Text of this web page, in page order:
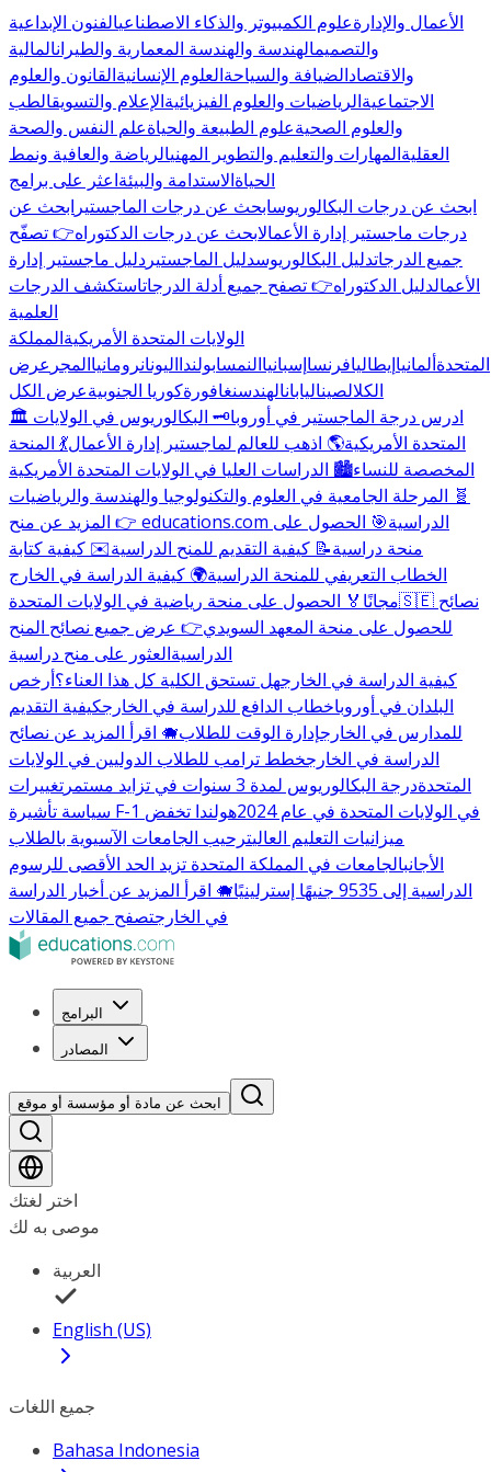
الأعمال والإدارةعلوم الكمبيوتر والذكاء الاصطناعيالفنون الإبداعية
والتصميمالهندسة والهندسة المعمارية والطيرانالمالية
والاقتصادالضيافة والسياحةالعلوم الإنسانيةالقانون والعلوم
الاجتماعيةالرياضيات والعلوم الفيزيائيةالإعلام والتسويقالطب
والعلوم الصحيةعلوم الطبيعة والحياةعلم النفس والصحة
العقليةالمهارات والتعليم والتطوير المهنيالرياضة والعافية ونمط
الحياةالاستدامة والبيئةاعثر على برامج
ابحث عن درجات البكالوريوسابحث عن درجات الماجستير ابحث عن
درجات ماجستير إدارة الأعمالابحث عن درجات الدكتوراه👉 تصفّح
جميع الدرجاتدليل البكالوريوسدليل الماجستير دليل ماجستير إدارة
الأعمالدليل الدكتوراه👉 تصفح جميع أدلة الدرجاتاستكشف الدرجات
العلمية
الولايات المتحدة الأمريكيةالمملكة
المتحدةألمانياإيطاليافرنساإسبانياالنمسابولندااليونانرومانياالمجر عرض
الكلالصيناليابانالهندسنغافورةكوريا الجنوبيةعرض الكل
🏛️ ادرس درجة الماجستير في أوروبا🗝️ البكالوريوس في الولايات
المتحدة الأمريكية🌎 اذهب للعالم لماجستير إدارة الأعمال💃 المنحة
المخصصة للنساء🏙️ الدراسات العليا في الولايات المتحدة الأمريكية
🧬 المرحلة الجامعية في العلوم والتكنولوجيا والهندسة والرياضيات
👉 المزيد عن منح educations.com الدراسية🎯 الحصول على
منحة دراسية📝 كيفية التقديم للمنح الدراسية✉️ كيفية كتابة
الخطاب التعريفي للمنحة الدراسية🌍 كيفية الدراسة في الخارج
مجانًا 🏅 الحصول على منحة رياضية في الولايات المتحدة
🇸🇪 نصائح
للحصول على منحة المعهد السويدي👉 عرض جميع نصائح المنح
الدراسيةالعثور على منح دراسية
كيفية الدراسة في الخارجهل تستحق الكلية كل هذا العناء؟أرخص
البلدان في أوروباخطاب الدافع للدراسة في الخارجكيفية التقديم
للمدارس في الخارجإدارة الوقت للطلاب🐗 اقرأ المزيد عن نصائح
الدراسة في الخارجخطط ترامب للطلاب الدوليين في الولايات
المتحدةدرجة البكالوريوس لمدة 3 سنوات في تزايد مستمر
تغييرات
سياسة تأشيرة F-1 في الولايات المتحدة في عام 2024
هولندا تخفض
ميزانيات التعليم العاليترحيب الجامعات الآسيوية بالطلاب
الأجانبالجامعات في المملكة المتحدة تزيد الحد الأقصى للرسوم
الدراسية إلى 9535 جنيهًا إسترلينيًا
🐗 اقرأ المزيد عن أخبار الدراسة
في الخارجتصفح جميع المقالات
البرامج
المصادر
ابحث عن مادة أو مؤسسة أو موقع
اختر لغتك
موصى به لك
العربية
English (US)
جميع اللغات
Bahasa Indonesia